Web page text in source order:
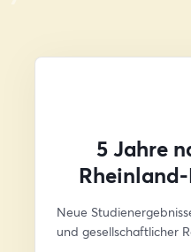
5 Jahre
Neue
und gesellschaftlicher